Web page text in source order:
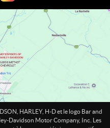
HARLEY, H-D et le logo Bar and
Davidson Motor Company, Inc. Les